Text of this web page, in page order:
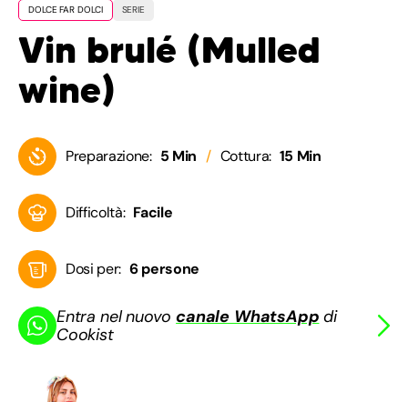
DOLCE FAR DOLCI SERIE
Vin brulé (Mulled
wine)
Preparazione: 5 Min Cottura: 15 Min
Difficoltà: Facile
Dosi per: 6 persone
Entra nel nuovocanale WhatsApp di
Cookist